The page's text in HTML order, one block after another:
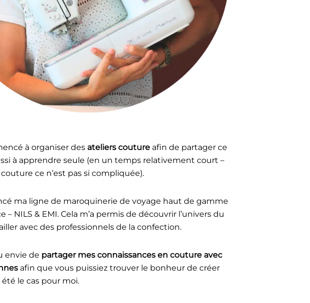
à organiser des ateliers couture afin de partager ce
à apprendre seule (en un temps relativement court –
ce n’est pas si compliquée).
ma ligne de maroquinerie de voyage haut de gamme
– NILS & EMI. Cela m’a permis de découvrir l’univers du
avec des professionnels de la confection.
envie de partager mes connaissances en couture avec
afin que vous puissiez trouver le bonheur de créer
le cas pour moi.